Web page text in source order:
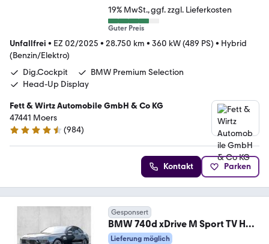
19% MwSt. ggf. zzgl. Lieferkosten
Guter Preis
Unfallfrei • EZ 02/2025 • 28.750 km • 360 kW (489 PS) • Hybrid
(Benzin/Elektro)
Dig.Cockpit
BMW Premium Selection
Head-Up Display
Fett & Wirtz Automobile GmbH & Co KG
47441 Moers
4.4 Sterne
(984)
Kontakt Parken
Gesponsert
BMW 740d xDrive M Sport TV HUD
PANO ACC 360°KAM RFK
Lieferung möglich